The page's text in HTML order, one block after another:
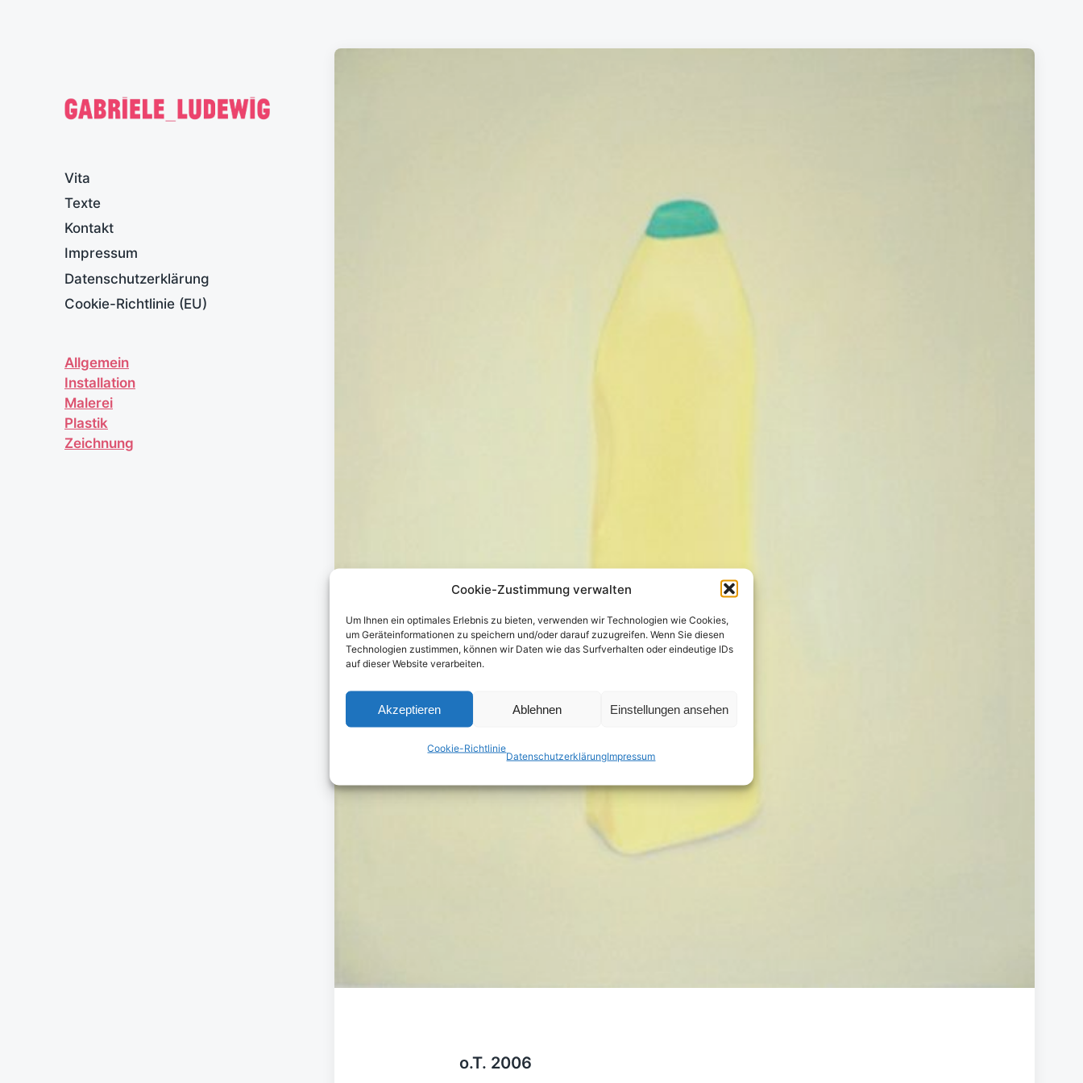
Cookie-Zustimmung verwalten
Um Ihnen ein optimales Erlebnis zu bieten, verwenden wir Technologien wie Cookies,
um Geräteinformationen zu speichern und/oder darauf zuzugreifen. Wenn Sie diesen
Technologien zustimmen, können wir Daten wie das Surfverhalten oder eindeutige IDs
auf dieser Website verarbeiten.
Akzeptieren Ablehnen Einstellungen ansehen
Cookie-Richtlinie
DatenschutzerklärungImpressum
Vita
Texte
Kontakt
Impressum
Datenschutzerklärung
Cookie-Richtlinie (EU)
Allgemein
Installation
Malerei
Plastik
Zeichnung
o.T. 2006